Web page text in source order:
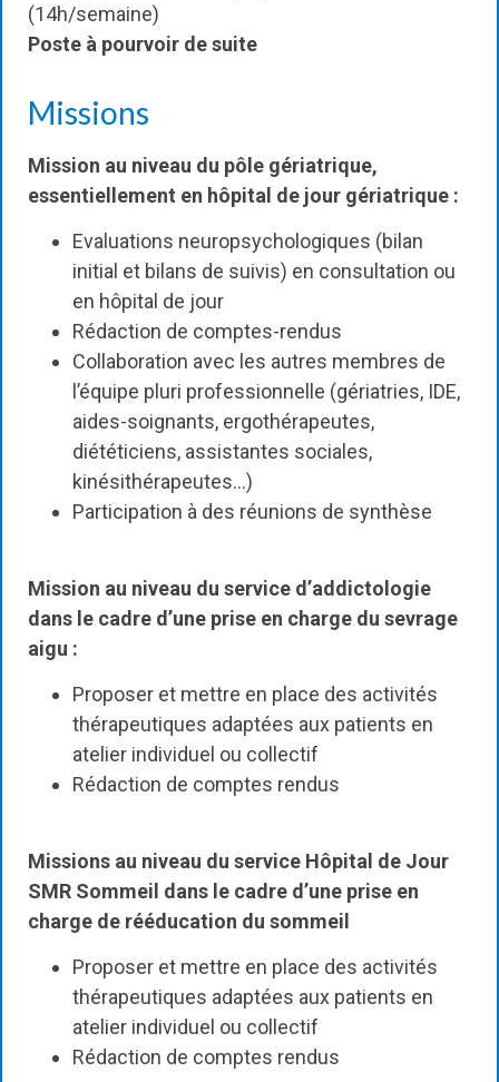
(14h/semaine)
Poste à pourvoir de suite
Missions
Mission au niveau du pôle gériatrique,
essentiellement en hôpital de jour gériatrique :
Evaluations neuropsychologiques (bilan
initial et bilans de suivis) en consultation ou
en hôpital de jour
Rédaction de comptes-rendus
Collaboration avec les autres membres de
l’équipe pluri professionnelle (gériatries, IDE,
aides-soignants, ergothérapeutes,
diététiciens, assistantes sociales,
kinésithérapeutes…)
Participation à des réunions de synthèse
Mission au niveau du service d’addictologie
dans le cadre d’une prise en charge du sevrage
aigu :
Proposer et mettre en place des activités
thérapeutiques adaptées aux patients en
atelier individuel ou collectif
Rédaction de comptes rendus
Missions au niveau du service Hôpital de Jour
SMR Sommeil dans le cadre d’une prise en
charge de rééducation du sommeil
Proposer et mettre en place des activités
thérapeutiques adaptées aux patients en
atelier individuel ou collectif
Rédaction de comptes rendus